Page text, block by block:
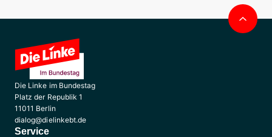
Die Linke im Bundestag
Platz der Republik 1
11011 Berlin
dialog@dielinkebt.de
Service